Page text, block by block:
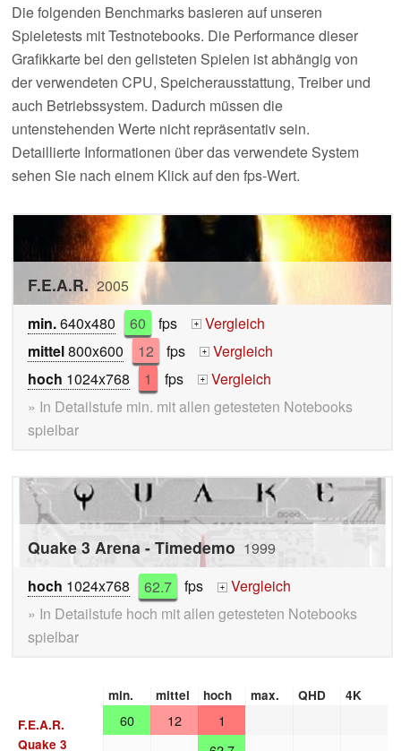
Die folgenden Benchmarks basieren auf unseren
Spieletests mit Testnotebooks. Die Performance dieser
Grafikkarte bei den gelisteten Spielen ist abhängig von
der verwendeten CPU, Speicherausstattung, Treiber und
auch Betriebssystem. Dadurch müssen die
untenstehenden Werte nicht repräsentativ sein.
Detaillierte Informationen über das verwendete System
sehen Sie nach einem Klick auf den fps-Wert.
F.E.A.R. 2005
min.640x480 60 fps +
Vergleich
mittel800x600 12 fps +
Vergleich
hoch 1024x768 1 fps +
Vergleich
» In Detailstufe min. mit allen getesteten Notebooks
spielbar
Quake 3 Arena - Timedemo 1999
hoch 1024x768 62.7 fps +
Vergleich
» In Detailstufe hoch mit allen getesteten Notebooks
spielbar
min. mittel hoch max. QHD
4K
F.E.A.R.
60 12 1
Quake 3